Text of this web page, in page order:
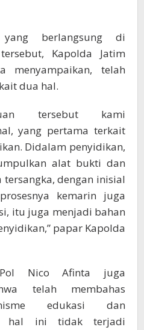
berlangsung di
Kapolda Jatim
menyampaikan, telah
dua hal.
tersebut kami
yang pertama terkait
Didalam penyidikan,
alat bukti dan
dengan inisial
kemarin juga
itu juga menjadi bahan
papar Kapolda
Nico Afinta juga
telah membahas
edukasi dan
hal ini tidak terjadi